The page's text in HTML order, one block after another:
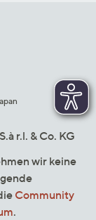
r.l. & Co. KG
wir keine
Community
.